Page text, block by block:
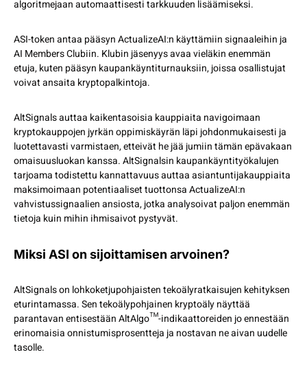
algoritmejaan automaattisesti tarkkuuden lisäämiseksi.
ASI-token antaa pääsyn ActualizeAI:n käyttämiin signaaleihin ja
AI Members Clubiin. Klubin jäsenyys avaa vieläkin enemmän
etuja, kuten pääsyn kaupankäyntiturnauksiin, joissa osallistujat
voivat ansaita kryptopalkintoja.
AltSignals auttaa kaikentasoisia kauppiaita navigoimaan
kryptokauppojen jyrkän oppimiskäyrän läpi johdonmukaisesti ja
luotettavasti varmistaen, etteivät he jää jumiin tämän epävakaan
omaisuusluokan kanssa. AltSignalsin kaupankäyntityökalujen
tarjoama todistettu kannattavuus auttaa asiantuntijakauppiaita
maksimoimaan potentiaaliset tuottonsa ActualizeAI:n
vahvistussignaalien ansiosta, jotka analysoivat paljon enemmän
tietoja kuin mihin ihmisaivot pystyvät.
Miksi ASI on sijoittamisen arvoinen?
AltSignals on lohkoketjupohjaisten tekoälyratkaisujen kehityksen
eturintamassa. Sen tekoälypohjainen kryptoäly näyttää
parantavan entisestään AltAlgo™-indikaattoreiden jo ennestään
erinomaisia onnistumisprosentteja ja nostavan ne aivan uudelle
tasolle.